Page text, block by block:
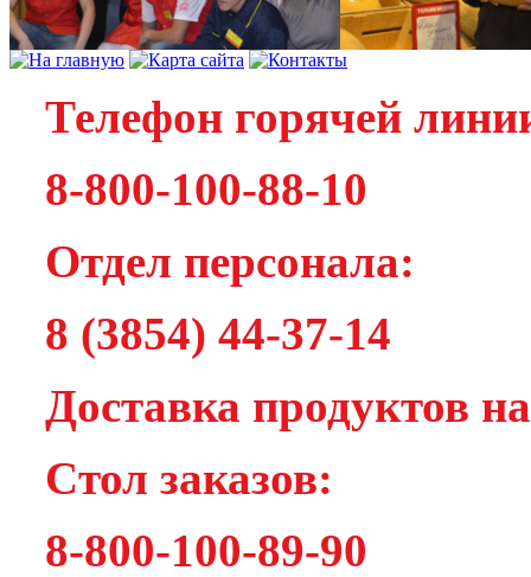
Телефон горячей
8-800-100-88-10
Отдел персонала:
8 (3854) 44-37-14
Доставка продуктов
Cтол заказов:
8-800-100-89-90